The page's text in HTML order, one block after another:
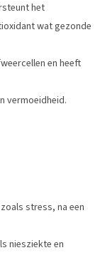
het
wat gezonde
en heeft
vermoeidheid.
stress, na een
niesziekte en